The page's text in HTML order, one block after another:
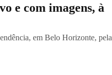
e com imagens, à
em Belo Horizonte, pela